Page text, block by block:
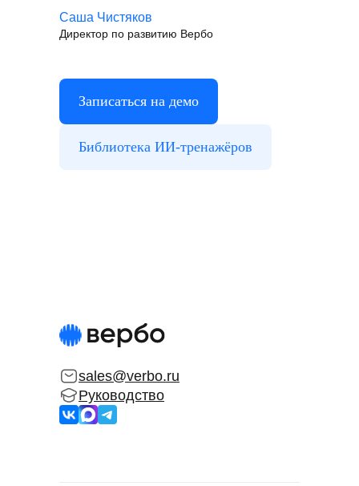
Саша Чистяков
Директор по развитию Вербо
Записаться на демо
Библиотека ИИ-тренажёров
sales@verbo.ru
Руководство